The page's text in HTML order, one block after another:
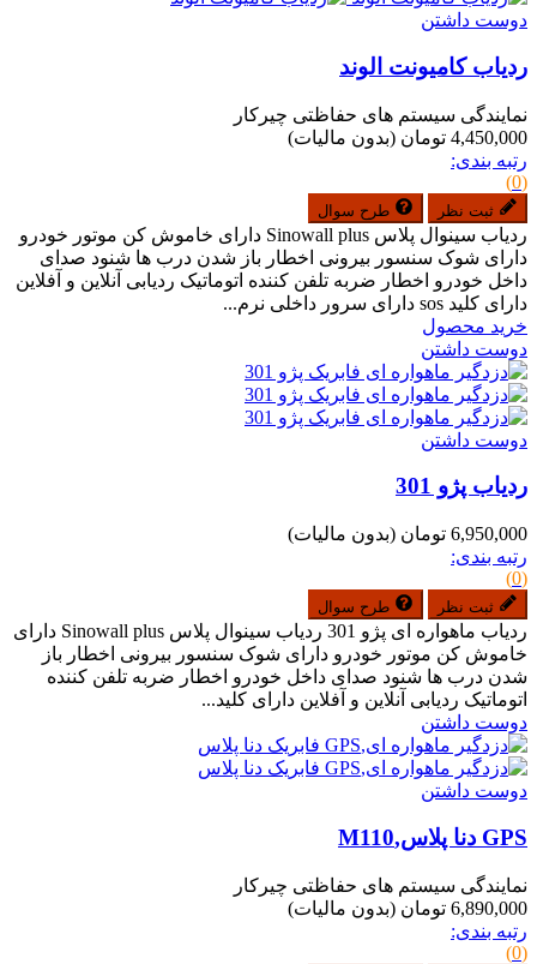
دوست داشتن
ردیاب کامیونت الوند
نمایندگی سیستم های حفاظتی چیرکار
4,450,000 تومان
(بدون مالیات)
رتبه بندی:
(0)
ثبت نظر طرح سوال
ردیاب سینوال پلاس Sinowall plus دارای خاموش کن موتور خودرو
دارای شوک سنسور بیرونی اخطار باز شدن درب ها شنود صدای
داخل خودرو اخطار ضربه تلفن کننده اتوماتیک ردیابی آنلاین و آفلاین
دارای کلید sos دارای سرور داخلی نرم...
خرید محصول
دوست داشتن
دوست داشتن
ردیاب پژو 301
6,950,000 تومان
(بدون مالیات)
رتبه بندی:
(0)
ثبت نظر طرح سوال
ردیاب ماهواره ای پژو 301 ردیاب سینوال پلاس Sinowall plus دارای
خاموش کن موتور خودرو دارای شوک سنسور بیرونی اخطار باز
شدن درب ها شنود صدای داخل خودرو اخطار ضربه تلفن کننده
اتوماتیک ردیابی آنلاین و آفلاین دارای کلید...
دوست داشتن
دوست داشتن
GPS دنا پلاس,M110
نمایندگی سیستم های حفاظتی چیرکار
6,890,000 تومان
(بدون مالیات)
رتبه بندی:
(0)